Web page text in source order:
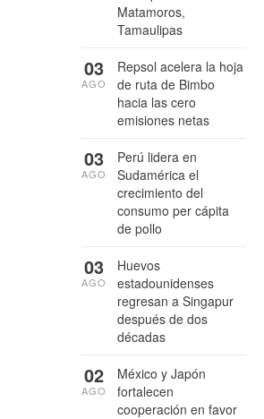
Matamoros,
Tamaulipas
Repsol acelera la hoja
de ruta de Bimbo
hacia las cero
emisiones netas
03
AGO
Perú lidera en
Sudamérica el
crecimiento del
consumo per cápita
de pollo
03
AGO
Huevos
estadounidenses
regresan a Singapur
después de dos
décadas
03
AGO
México y Japón
fortalecen
cooperación en favor
02
AGO